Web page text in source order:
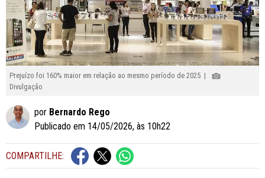
Prejuízo foi 160% maior em relação ao mesmo período de 2025 |
Divulgação
por Bernardo Rego
Publicado em 14/05/2026, às 10h22
COMPARTILHE: